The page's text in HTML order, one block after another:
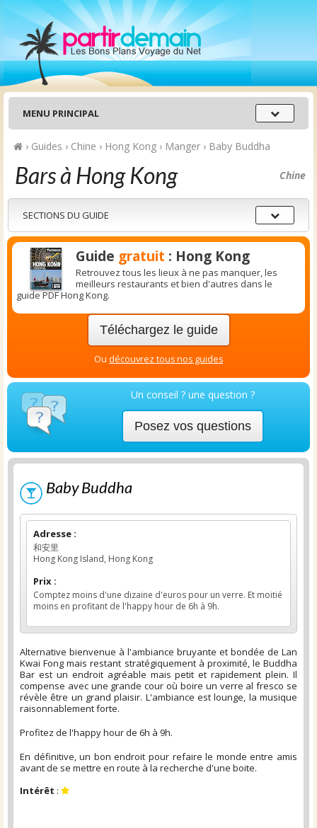
Menu
principal
MENU PRINCIPAL
› Guides › Chine › Hong Kong › Manger › Baby Buddha
Chine
Bars à Hong Kong
Sections
du
guide
SECTIONS DU GUIDE
Guide gratuit : Hong Kong
Retrouvez tous les lieux à ne pas manquer, les
meilleurs restaurants et bien d'autres dans le
guide PDF Hong Kong.
Téléchargez le guide
Ou découvrez tous nos guides
Un conseil ? une question ?
Posez vos questions
Baby Buddha
Adresse :
和安里
Hong Kong Island, Hong Kong
Prix :
Comptez moins d'une dizaine d'euros pour un verre. Et moitié
moins en profitant de l'happy hour de 6h à 9h.
Alternative bienvenue à l'ambiance bruyante et bondée de Lan
Kwai Fong mais restant stratégiquement à proximité, le Buddha
Bar est un endroit agréable mais petit et rapidement plein. Il
compense avec une grande cour où boire un verre al fresco se
révèle être un grand plaisir. L'ambiance est lounge, la musique
raisonnablement forte.
Profitez de l'happy hour de 6h à 9h.
En définitive, un bon endroit pour refaire le monde entre amis
avant de se mettre en route à la recherche d'une boite.
Intérêt :